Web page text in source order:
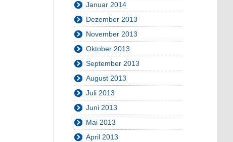
Januar 2014
Dezember 2013
November 2013
Oktober 2013
September 2013
August 2013
Juli 2013
Juni 2013
Mai 2013
April 2013